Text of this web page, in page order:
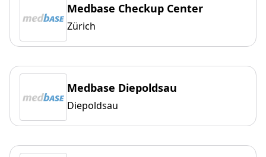
Medbase Checkup Center
Zürich
Medbase Diepoldsau
Diepoldsau